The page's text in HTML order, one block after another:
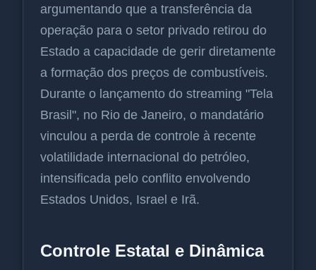
argumentando que a transferência da
operação para o setor privado retirou do
Estado a capacidade de gerir diretamente
a formação dos preços de combustíveis.
Durante o lançamento do streaming "Tela
Brasil", no Rio de Janeiro, o mandatário
vinculou a perda de controle à recente
volatilidade internacional do petróleo,
intensificada pelo conflito envolvendo
Estados Unidos, Israel e Irã.
Controle Estatal e Dinâmica